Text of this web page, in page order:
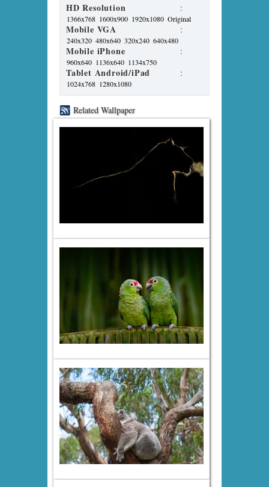
HD Resolution :
1366x768 1600x900 1920x1080 Original
Mobile VGA :
240x320 480x640 320x240 640x480
Mobile iPhone :
960x640 1136x640 1134x750
Tablet Android/iPad :
1024x768 1280x1080
Related Wallpaper